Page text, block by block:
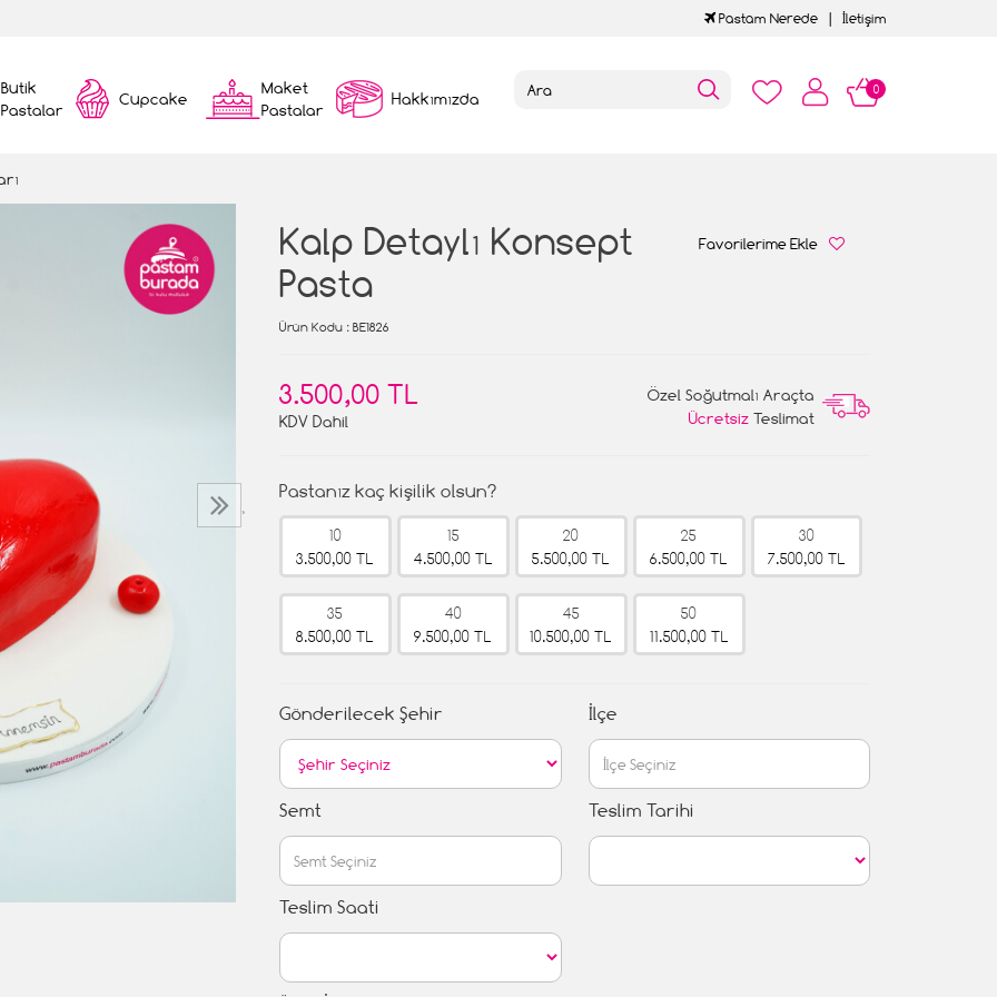
Pastam Nerede İletişim
Butik
Pastalar
Cupcake
Maket
Pastalar
Hakkımızda 0
›
Kalp Detaylı Konsept
Pasta
Favorilerime Ekle
Ürün Kodu : BE1826
3.500,00 TL
KDV Dahil
Özel Soğutmalı Araçta
Ücretsiz Teslimat
Pastanız kaç kişilik olsun?
10
3.500,00 TL
15
4.500,00 TL
20
5.500,00 TL
25
6.500,00 TL
30
7.500,00 TL
35
8.500,00 TL
40
9.500,00 TL
45
10.500,00 TL
50
11.500,00 TL
Gönderilecek Şehir İlçe
Semt Teslim Tarihi
Teslim Saati